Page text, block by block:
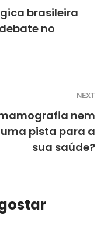
brasileira
no
NEXT
nem
pista para a
sua saúde?